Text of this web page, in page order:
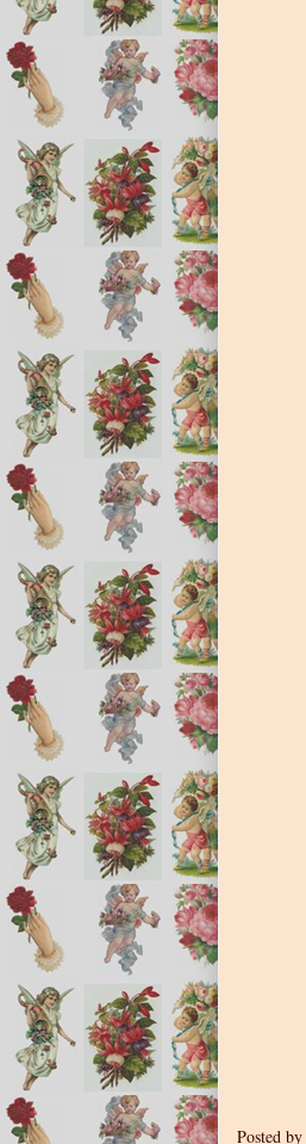
Posted by